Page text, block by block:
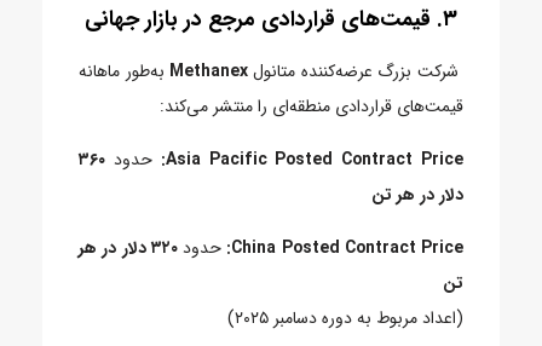
قیمت‌های قراردادی مرجع در بازار جهانی
شرکت بزرگ عرضه‌کننده متانولMethanex به‌طور ماهانه
قیمت‌های قراردادی منطقه‌ای را منتشر می‌کند:
Asia Pacific Posted Contract Price: حدود ۳۶۰
دلار در هر تن
China Posted Contract Price: حدود
۳۲۰ دلار در هر
تن
(اعداد مربوط به دوره دسامبر ۲۰۲۵)